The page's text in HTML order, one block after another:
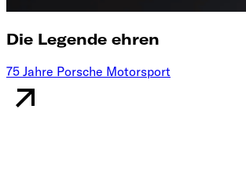
Die Legende ehren
75 Jahre Porsche Motorsport